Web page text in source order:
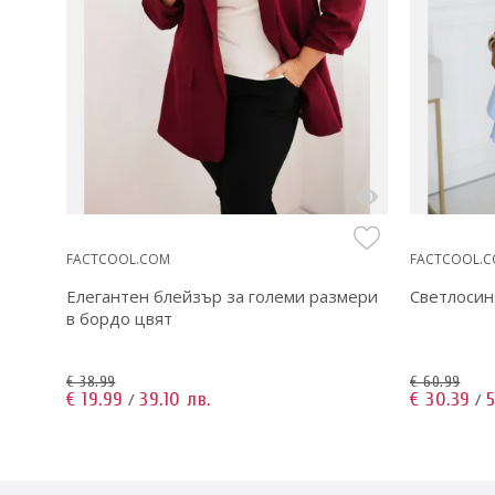
FACTCOOL.COM
Елегантен блейзър за големи размери
в бордо цвят
€ 38.99
€ 19.99 / 39.10 лв.
€ 60.99
€ 30.39 /